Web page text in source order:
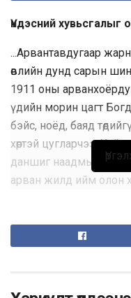
Үндэсний хувьсгалыг
...Арвантавдугаар
өвлийн дунд сарын
1911 оны
үдийн морин цагт
бэйс, ноёд, баяд
хөөртэй цугларчээ.
даншиг наадмыг эс
арван жилд ийм олон
Жин үдийн нар
Сайн ноён хан